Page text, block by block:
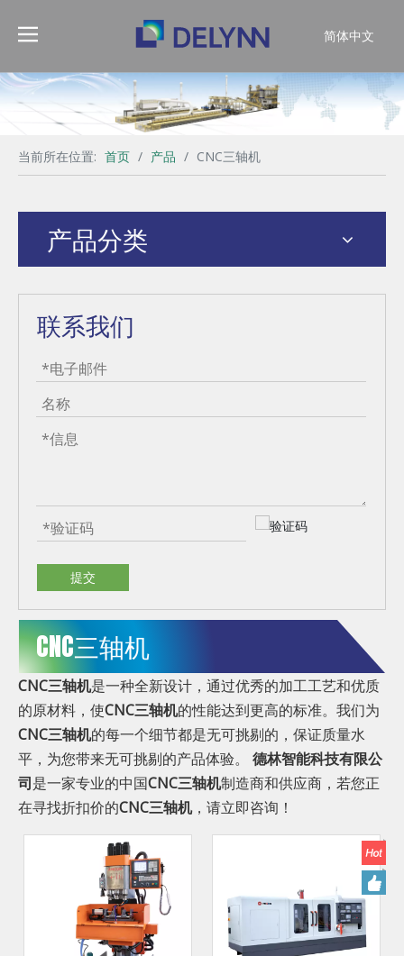
简体中文
当前所在位置: 首页 / 产品 / CNC三轴机
产品分类
联系我们
提交
CNC三轴机
CNC三轴机是一种全新设计，通过优秀的加工工艺和优质
的原材料，使CNC三轴机的性能达到更高的标准。我们为
CNC三轴机的每一个细节都是无可挑剔的，保证质量水
平，为您带来无可挑剔的产品体验。 德林智能科技有限公
司是一家专业的中国CNC三轴机制造商和供应商，若您正
在寻找折扣价的CNC三轴机，请立即咨询！